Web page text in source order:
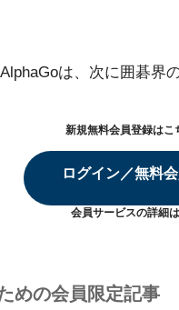
は、次に囲碁界
新規無料会員登録はこ
ログイン／無料
会員サービスの詳細は
めの会員限定記事